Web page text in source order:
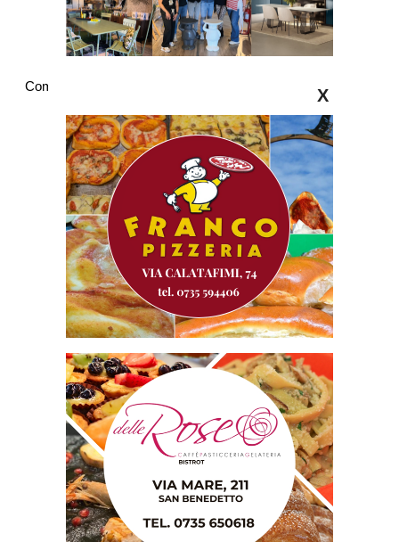
Commenti X